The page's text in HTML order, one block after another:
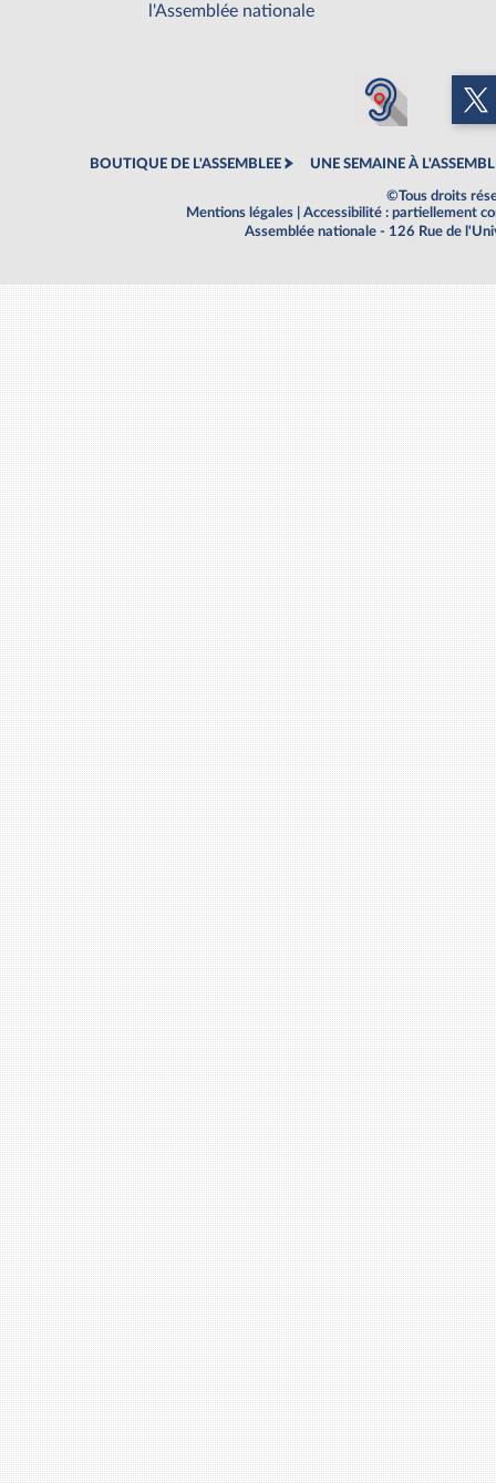
l'Assemblée nationale
BOUTIQUE DE L'ASSEMBLEE UNE SEMAINE À
©Tous droits
Mentions légales
Accessibilité : partiellement
Assemblée nationale - 126 Rue de